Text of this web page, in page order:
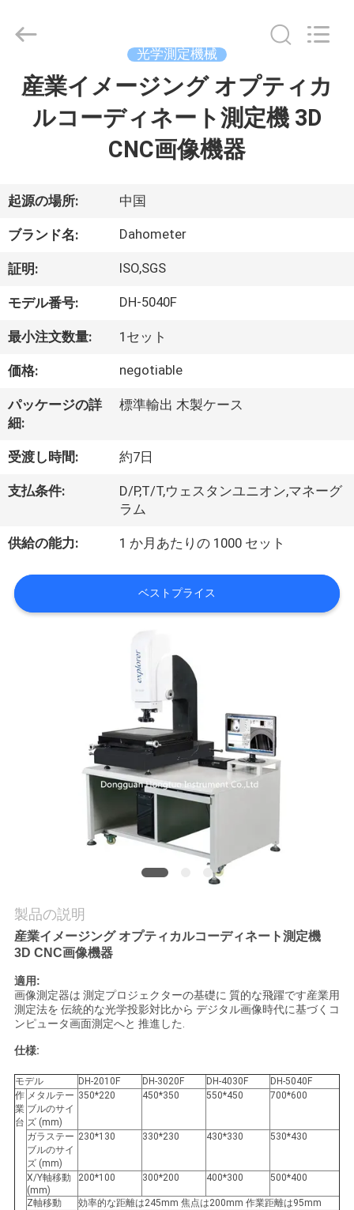
私
達
に
つ
て
旅
行
品
な
さ
い
引
用
を
Rights
光学測定機械
産業イメージング オプティカ
ルコーディネート測定機 3D
CNC画像機器
起源の場所: 中国
ブランド名: Dahometer
証明: ISO,SGS
モデル番号: DH-5040F
最小注文数量: 1セット
価格: negotiable
パッケージの詳
細:
標準輸出 木製ケース
受渡し時間: 約7日
支払条件:
D/P,T/T,ウェスタンユニオン,マネーグ
ラム
供給の能力: 1 か月あたりの 1000 セット
ベストプライス
製品の説明
産業イメージング オプティカルコーディネート測定機
3D CNC画像機器
適用:
画像測定器は 測定プロジェクターの基礎に 質的な飛躍です産業用
測定法を 伝統的な光学投影対比から デジタル画像時代に基づくコ
ンピュータ画面測定へと 推進した.
仕様:
モデル DH-2010F DH-3020F DH-4030F
DH-5040F
作
業
台
メタルテー
ブルのサイ
ズ (mm)
350*220 450*350 550*450 700*600
ガラステー
ブルのサイ
ズ (mm)
230*130 330*230 430*330 530*430
X/Y軸移動
(mm)
200*100 300*200 400*300 500*400
Z軸移動
効率的な距離は245mm 焦点は200mm 作業距離は95mm